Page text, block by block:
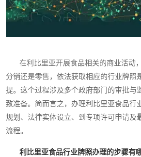
在利比里亚开展食品相关的商业活动，
分销还是零售，依法获取相应的行业牌照
提。这个过程涉及多个政府部门的审批与
致准备。简而言之，办理利比里亚食品行
规划、法律实体设立、到专项许可申请及
流程。
利比里亚食品行业牌照办理的步骤有